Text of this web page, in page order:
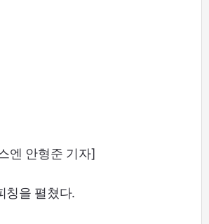
엔 안형준 기자]
칭을 펼쳤다.